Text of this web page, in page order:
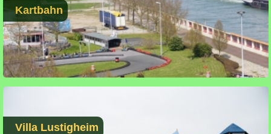
Kartbahn
Villa Lustigheim